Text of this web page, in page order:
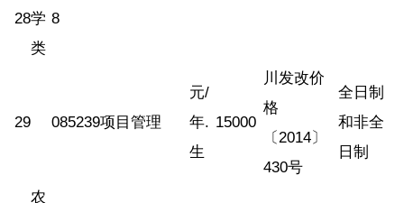
28学
类
8
29 085239项目管理
元/
年.
生
15000
川发改价
格
〔2014〕
430号
全日制
和非全
日制
农